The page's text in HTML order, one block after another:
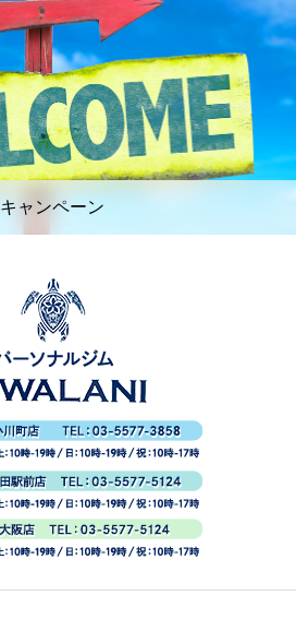
キャンペーン